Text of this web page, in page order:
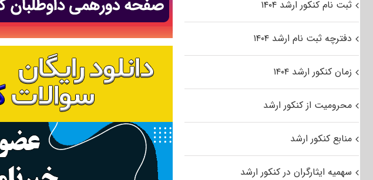
ثبت نام کنکور ارشد ۱۴۰۴
دفترچه ثبت نام ارشد ۱۴۰۴
زمان کنکور ارشد ۱۴۰۴
محرومیت از کنکور ارشد
منابع کنکور ارشد
سهمیه ایثارگران در کنکور ارشد